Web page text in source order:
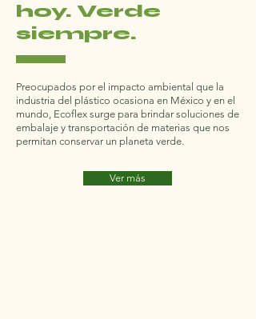
hoy. Verde
siempre.
Preocupados por el impacto ambiental que la
industria del plástico ocasiona en México y en el
mundo, Ecoflex surge para brindar soluciones de
embalaje y transportación de materias que nos
permitan conservar un planeta verde.
Ver más